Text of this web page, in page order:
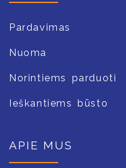
Pardavimas
Nuoma
Norintiems parduoti
Ieškantiems būsto
APIE MUS